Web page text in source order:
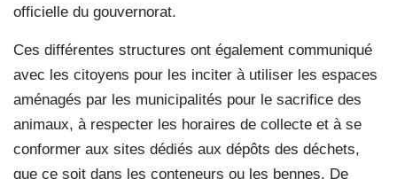
officielle du gouvernorat.
Ces différentes structures ont également communiqué
avec les citoyens pour les inciter à utiliser les espaces
aménagés par les municipalités pour le sacrifice des
animaux, à respecter les horaires de collecte et à se
conformer aux sites dédiés aux dépôts des déchets,
que ce soit dans les conteneurs ou les bennes. De